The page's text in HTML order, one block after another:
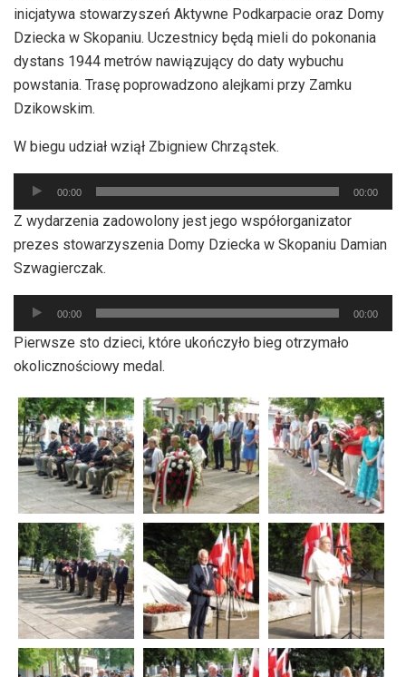
inicjatywa stowarzyszeń Aktywne Podkarpacie oraz Domy
Dziecka w Skopaniu. Uczestnicy będą mieli do pokonania
dystans 1944 metrów nawiązujący do daty wybuchu
powstania. Trasę poprowadzono alejkami przy Zamku
Dzikowskim.
W biegu udział wziął Zbigniew Chrząstek.
Odtwarzacz
plików
dźwiękowych
00:00 00:00
Z wydarzenia zadowolony jest jego współorganizator
prezes stowarzyszenia Domy Dziecka w Skopaniu Damian
Szwagierczak.
Odtwarzacz
plików
dźwiękowych
00:00 00:00
Pierwsze sto dzieci, które ukończyło bieg otrzymało
okolicznościowy medal.